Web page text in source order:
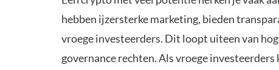
hebben ijzersterke marketing, bieden
vroege investeerders. Dit loopt uiteen van
governance rechten. Als vroege